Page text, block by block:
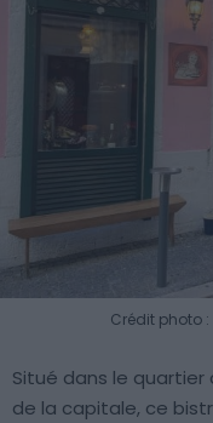
Crédit photo
Situé dans le quartier
de la capitale, ce